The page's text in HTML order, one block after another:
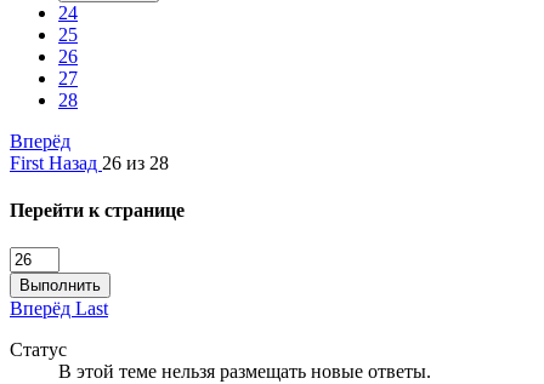
24
25
26
27
28
Вперёд
First Назад 26 из 28
Перейти к странице
Выполнить
Вперёд Last
Статус
В этой теме нельзя размещать новые ответы.